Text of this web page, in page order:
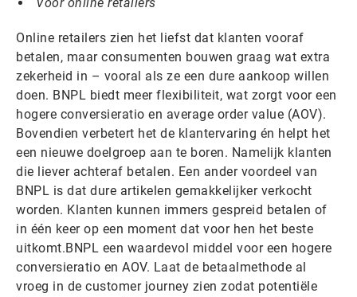
Online retailers zien het liefst dat klanten vooraf
betalen, maar consumenten bouwen graag wat extra
zekerheid in – vooral als ze een dure aankoop willen
doen. BNPL biedt meer flexibiliteit, wat zorgt voor een
hogere conversieratio en average order value (AOV).
Bovendien verbetert het de klantervaring én helpt het
een nieuwe doelgroep aan te boren. Namelijk klanten
die liever achteraf betalen. Een ander voordeel van
BNPL is dat dure artikelen gemakkelijker verkocht
worden. Klanten kunnen immers gespreid betalen of
in één keer op een moment dat voor hen het beste
uitkomt.BNPL een waardevol middel voor een hogere
conversieratio en AOV. Laat de betaalmethode al
vroeg in de customer journey zien zodat potentiële